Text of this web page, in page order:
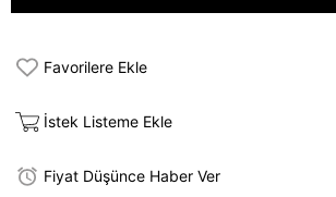
Favorilere Ekle
İstek Listeme Ekle
Fiyat Düşünce Haber Ver